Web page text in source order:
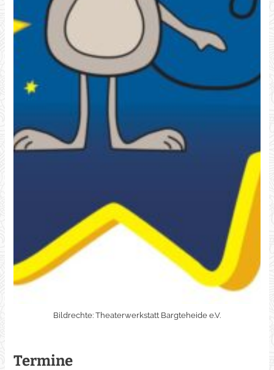
Bildrechte: Theaterwerkstatt Bargteheide e.V.
Termine